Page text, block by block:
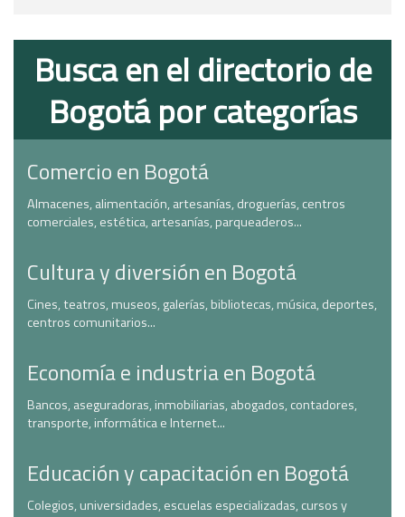
Busca en el directorio de
Bogotá por categorías
Comercio en Bogotá
Almacenes, alimentación, artesanías, droguerías, centros
comerciales, estética, artesanías, parqueaderos...
Cultura y diversión en Bogotá
Cines, teatros, museos, galerías, bibliotecas, música, deportes,
centros comunitarios...
Economía e industria en Bogotá
Bancos, aseguradoras, inmobiliarias, abogados, contadores,
transporte, informática e Internet...
Educación y capacitación en Bogotá
Colegios, universidades, escuelas especializadas, cursos y